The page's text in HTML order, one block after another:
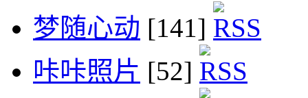
梦随心动 [141]
咔咔照片 [52]